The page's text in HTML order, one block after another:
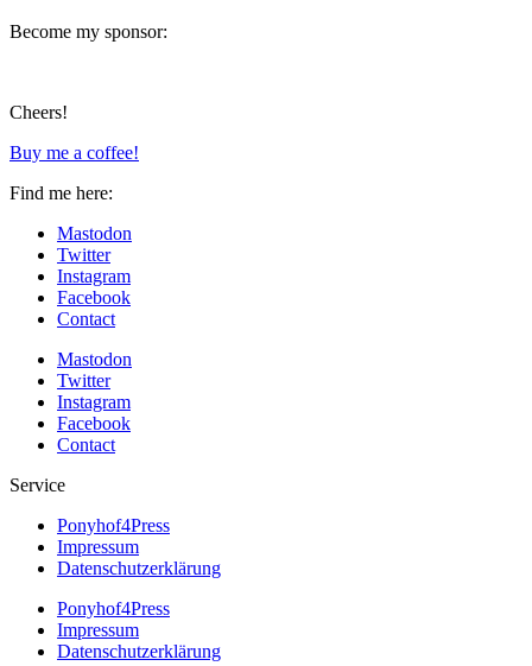
Become my sponsor:
Cheers!
Buy me a coffee!
Find me here:
Mastodon
Twitter
Instagram
Facebook
Contact
Mastodon
Twitter
Instagram
Facebook
Contact
Service
Ponyhof4Press
Impressum
Datenschutzerklärung
Ponyhof4Press
Impressum
Datenschutzerklärung